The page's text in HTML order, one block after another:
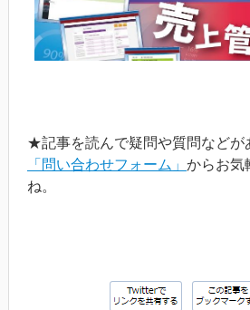
★記事を読んで疑問や質問などが
「問い合わせフォーム」 からお気
ね。